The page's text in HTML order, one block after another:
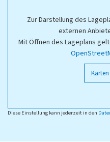
Zur Darstellung des
externen
Mit Öffnen des Lageplans
Diese Einstellung kann jederzeit in den